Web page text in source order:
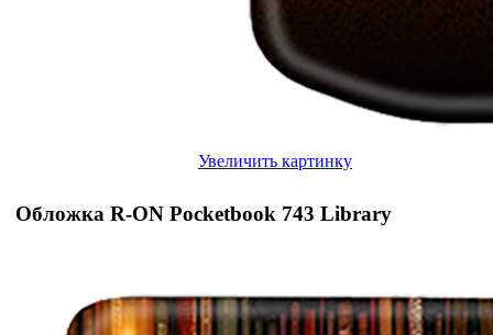
Увеличить картинку
Обложка R-ON Pocketbook 743 Library